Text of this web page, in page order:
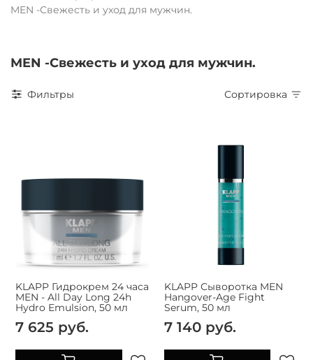
MEN -Свежесть и уход для мужчин.
MEN -Свежесть и уход для мужчин.
Фильтры Сортировка
KLAPP Гидрокрем 24 часа
MEN - All Day Long 24h
Hydro Emulsion, 50 мл
7 625 руб.
KLAPP Сыворотка MEN
Hangover-Age Fight
Serum, 50 мл
7 140 руб.